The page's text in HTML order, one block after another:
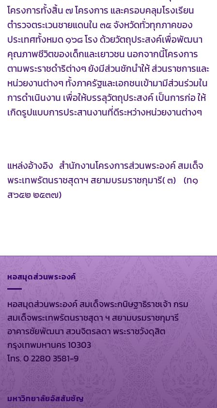
โครงการทั้งสิ้น ๗ โครงการ และครอบคลุมโรงเรียน
ตำรวจตระเวนชายแดนใน ๓๕ จังหวัดทั่วทุกภาคของ
ประเทศทั้งหมด ๑๖๘ โรง ด้วยวัตถุประสงค์เพื่อพัฒนา
คุณภาพชีวิตของเด็กและเยาวชน นอกจากนี้โครงการ
ตามพระราชดำริต่างๆ ยังมีส่วนชักนำให้ ส่วนราชการและ
หน่วยงานต่างๆ ทั้งภาครัฐและเอกชนเข้ามามีส่วนร่วมใน
การดำเนินงาน เพื่อให้บรรลุวัตถุประสงค์ เป็นการก่อ ให้
เกิดรูปแบบการประสานงานที่ดีระหว่างหน่วยงานต่างๆ
แหล่งอ้างอิง สำนักงานโครงการส่วนพระองค์ สมเด็จ
พระเทพรัตนราชสุดาฯ สยามบรมราชกุมารี( ๓) (ท๑
ส๖๕๒ ๒๕๓๗)
หอสมุดส่วนพระองค์
หอสมุดส่วนพระองค์ สมเด็จพระกนิษฐาธิราชเจ้า กรม
สมเด็จพระเทพรัตนราชสุดา ฯ สยามบรมราชกุมารี
อาคารชัยพัฒนา สวนจิตรลดา พระราชวังดุสิต
กรุงเทพมหานคร 10303
โทร. 0 2280 3581-9
มหาวิทยาลัยอัสสัมชัญ